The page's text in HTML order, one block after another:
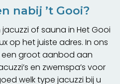
nabij ’t Gooi?
of sauna in Het Gooi
op het juiste adres. In ons
groot aanbod aan
en zwemspa’s voor
welk type jacuzzi bij u